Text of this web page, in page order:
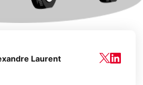
Laurent